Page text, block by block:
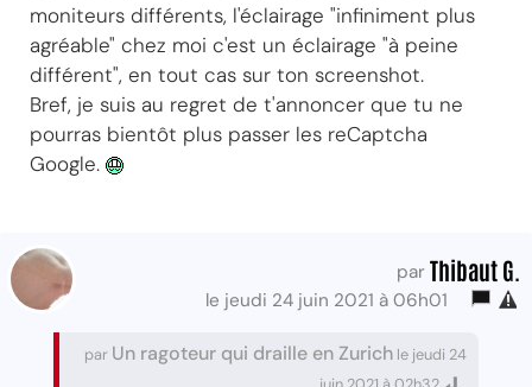
moniteurs différents, l'éclairage "infiniment plus
agréable" chez moi c'est un éclairage "à peine
différent", en tout cas sur ton screenshot.
Bref, je suis au regret de t'annoncer que tu ne
pourras bientôt plus passer les reCaptcha
Google.
par Thibaut G.
le jeudi 24 juin 2021 à 06h01
par Un ragoteur qui draille en Zurich le jeudi 24